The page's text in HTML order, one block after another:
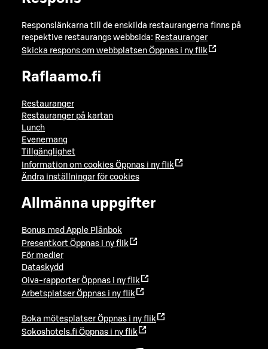
Responslänkarna till de enskilda restaurangerna finns på
respektive restaurangs webbsida: Restauranger
Skicka respons om webbplatsen Öppnas i ny flik
Raflaamo.fi
Restauranger
Restauranger på kartan
Lunch
Evenemang
Tillgänglighet
Information om cookies Öppnas i ny flik
Ändra inställningar för cookies
Allmänna uppgifter
Bonus med Apple Plånbok
Presentkort Öppnas i ny flik
För medier
Dataskydd
Oiva-rapporter Öppnas i ny flik
Arbetsplatser Öppnas i ny flik
Boka mötesplatser Öppnas i ny flik
Sokoshotels.fi Öppnas i ny flik